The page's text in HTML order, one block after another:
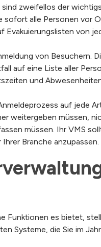
zweifellos der
alle Personen vor
von
von Besuchern.
auf eine Liste aller
und
auf jede
weitergeben müssen,
müssen. Ihr VMS
Branche anzupassen.
Funktionen es bietet,
Systeme, die Sie im